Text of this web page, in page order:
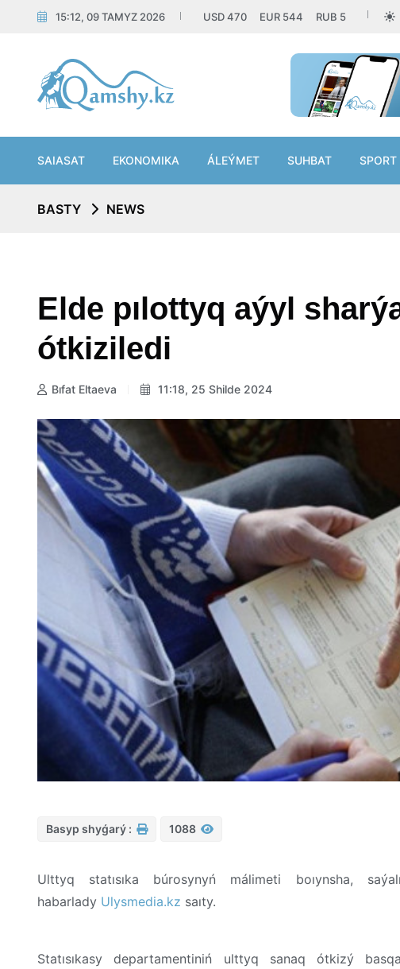
15:12, 09 TAMYZ 2026 USD470 EUR 544 RUB 5
SAIASAT EKONOMIKA ÁLEÝMET SUHBAT SPORT
BASTY NEWS
Elde pılottyq aýyl
ótkiziledi
Bıfat Eltaeva 11:18, 25 Shilde 2024
Basyp shyǵarý : 1088
Ulttyq statısıka búrosynyń málimeti boıynsha,
habarlady Ulysmedia.kz saıty.
Statısıkasy departamentiniń ulttyq sanaq ótkizý